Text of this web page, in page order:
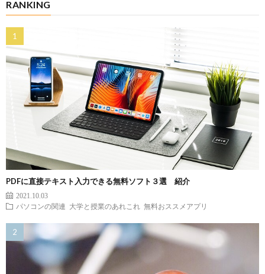
RANKING
PDFに直接テキスト入力できる無料ソフト３選 紹介
2021.10.03
パソコンの関連
大学と授業のあれこれ 無料おススメアプリ